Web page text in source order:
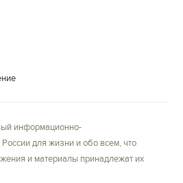
информационно-
для жизни и обо всем, что
и материалы принадлежат их